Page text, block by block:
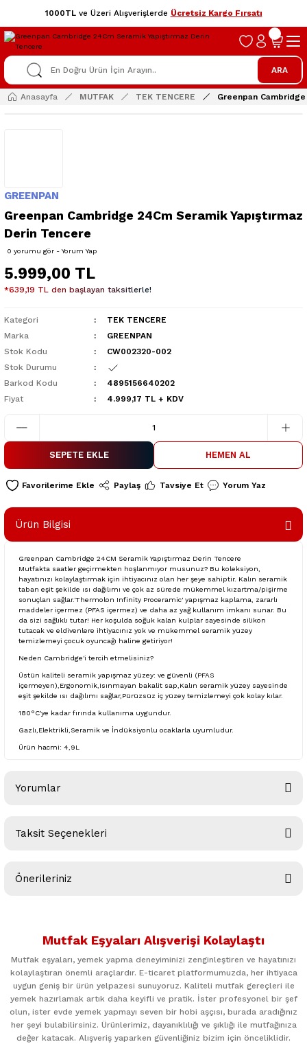
1000TLve Üzeri Alışverişlerde Ücretsiz Kargo Fırsatı
ARA
Anasayfa MUTFAK TEK TENCERE Greenpan
GREENPAN
Greenpan Cambridge 24Cm Seramik Yapıştırmaz
Derin Tencere
0 yorumu gör - Yorum Yap
5.999,00 TL
*639,19 TL den başlayan taksitlerle!
Kategori
TEK TENCERE
Marka
GREENPAN
Stok Kodu
CW002320-002
Stok Durumu
Barkod Kodu
4895156640202
Fiyat
4.999,17 TL + KDV
SEPETE EKLE HEMEN AL
Paylaş Tavsiye Et Yorum Yaz
Ürün Bilgisi
Greenpan Cambridge 24CM Seramik Yapıştırmaz Derin Tencere
Mutfakta saatler geçirmekten hoşlanmıyor musunuz? Bu koleksiyon,
hayatınızı kolaylaştırmak için ihtiyacınız olan her şeye sahiptir. Kalın seramik
taban eşit şekilde ısı dağılımı ve çok az sürede mükemmel kızartma/pişirme
sonuçları sağlar.'Thermolon Infinity Proceramic' yapışmaz kaplama, zararlı
maddeler içermez (PFAS içermez) ve daha az yağ kullanım imkanı sunar. Bu
da sizi sağlıklı tutar! Her koşulda soğuk kalan kulplar sayesinde silikon
tutacak ve eldivenlere ihtiyacınız yok ve mükemmel seramik yüzey
temizlemeyi çocuk oyuncağı haline getiriyor!
Neden Cambridge'i tercih etmelisiniz?
Üstün kaliteli seramik yapışmaz yüzey: ve güvenli (PFAS
içermeyen),Ergonomik,Isınmayan bakalit sap,Kalın seramik yüzey sayesinde
eşit şekilde ısı dağılımı sağlar,Pürüzsüz iç yüzey temizlemeyi çok kolay kılar.
180°C'ye kadar fırında kullanıma uygundur.
Gazlı,Elektrikli,Seramik ve İndüksiyonlu ocaklarla uyumludur.
Ürün hacmi: 4,9L
Yorumlar
Taksit Seçenekleri
Önerileriniz
kullanarak tarafımıza iletebilirsiniz.
Ürün resmi kalitesiz, bozuk veya görüntülenemiyor.
Ürün açıklamasında eksik bilgiler bulunuyor.
Ürün bilgilerinde hatalar bulunuyor.
Ürün fiyatı diğer sitelerden daha pahalı.
Mutfak Eşyaları Alışverişi Kolaylaştı
Mutfak eşyaları, yemek yapma deneyiminizi zenginleştiren ve hayatınızı
kolaylaştıran önemli araçlardır. E-ticaret platformumuzda, her ihtiyaca
uygun geniş bir ürün yelpazesi sunuyoruz. Kaliteli mutfak gereçleri ile
yemek hazırlamak artık daha keyifli ve pratik. İster profesyonel bir şef
olun, ister evde yemek yapmayı seven bir hobi aşçısı, burada aradığınız
her şeyi bulabilirsiniz. Ürünlerimiz, dayanıklılığı ve şıklığı ile mutfağınıza
değer katacak. Alışveriş yaparken güvenliğiniz bizim için önceliklidir.